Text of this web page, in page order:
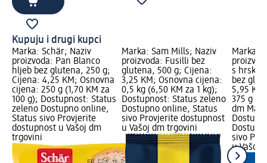
Kupuju i drugi kupci
Marka: Schär; Naziv
proizvoda: Pan Blanco
hljeb bez glutena, 250 g;
Cijena: 4,25 KM; Osnovna
cijena: 250 g (1,70 KM za
100 g); Dostupnost: Status
zeleno Dostupno online,
Status sivo Provjerite
dostupnost u Vašoj dm
trgovini
Marka: Sam Mills; Naziv
proizvoda: Fusilli bez
glutena, 500 g; Cijena:
3,25 KM; Osnovna cijena:
0,5 kg (6,50 KM za 1 kg);
Dostupnost: Status zeleno
Dostupno online, Status
sivo Provjerite dostupnost
u Vašoj dm trgovini
Marka:
s
bez
5,95
375 g
dm
sivo
u Vašoj